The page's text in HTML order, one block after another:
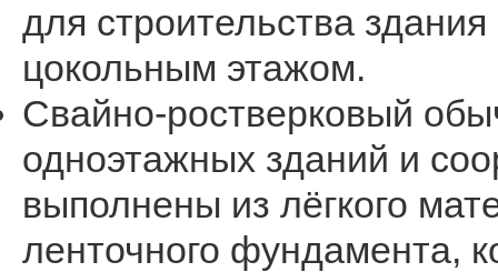
для строительства
цокольным этажом.
Свайно-ростверковый
одноэтажных зданий и
выполнены из лёгкого
ленточного фундамента,